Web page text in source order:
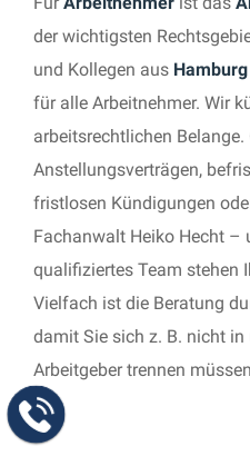
der wichtigsten
und Kollegen aus Hamburg
für alle Arbeitnehmer. Wir
arbeitsrechtlichen Belange.
Anstellungsverträgen,
fristlosen Kündigungen
Fachanwalt Heiko Hecht –
qualifiziertes Team stehen
Vielfach ist die Beratung
damit Sie sich z. B. nicht
Arbeitgeber trennen